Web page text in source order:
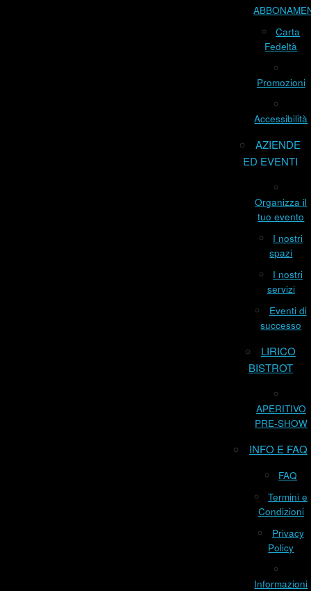
Carta
Fedeltà
Promozioni
Accessibilità
AZIENDE
ED EVENTI
Organizza il
tuo evento
I nostri
spazi
I nostri
servizi
Eventi di
successo
LIRICO
BISTROT
APERITIVO
PRE-SHOW
INFO E FAQ
FAQ
Termini e
Condizioni
Privacy
Policy
Informazioni